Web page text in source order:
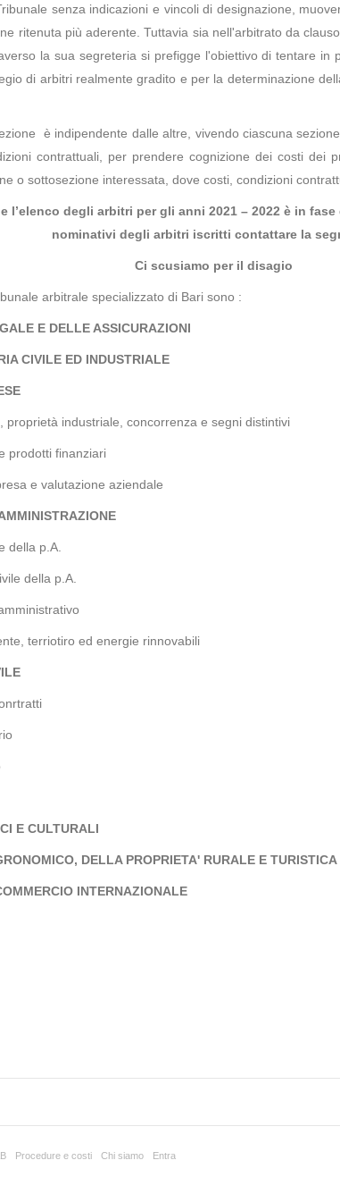
senza indicazioni e vincoli di designazione,
ritenuta più aderente. Tuttavia sia nell'arbitrato da
la sua segreteria si prefigge l'obiettivo di tentare
di arbitri realmente gradito e per la determinazione
è indipendente dalle altre, vivendo ciascuna
contrattuali, per prendere cognizione dei costi dei
o sottosezione interessata, dove costi, condizioni
l’elenco degli arbitri per gli anni 2021 – 2022 è in
nominativi degli arbitri iscritti contattare la
Ci scusiamo per il disagio
arbitrale specializzato di Bari sono :
E DELLE ASSICURAZIONI
CIVILE ED INDUSTRIALE
proprietà industriale, concorrenza e segni distintivi
prodotti finanziari
e valutazione aziendale
della p.A.
della p.A.
terriotiro ed energie rinnovabili
E CULTURALI
DELLA PROPRIETA' RURALE E TURISTICA
INTERNAZIONALE
Procedure e costi Chi siamo Entra